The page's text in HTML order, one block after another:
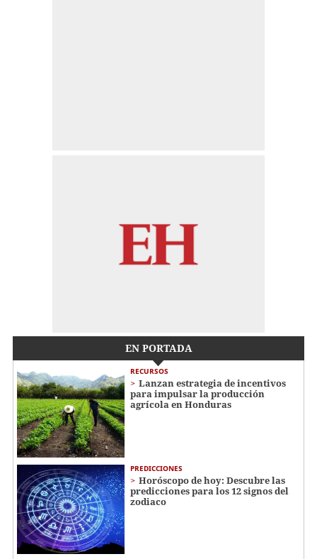
EN PORTADA
RECURSOS
Lanzan estrategia de incentivos
para impulsar la producción
agrícola en Honduras
PREDICCIONES
Horóscopo de hoy: Descubre las
predicciones para los 12 signos del
zodiaco